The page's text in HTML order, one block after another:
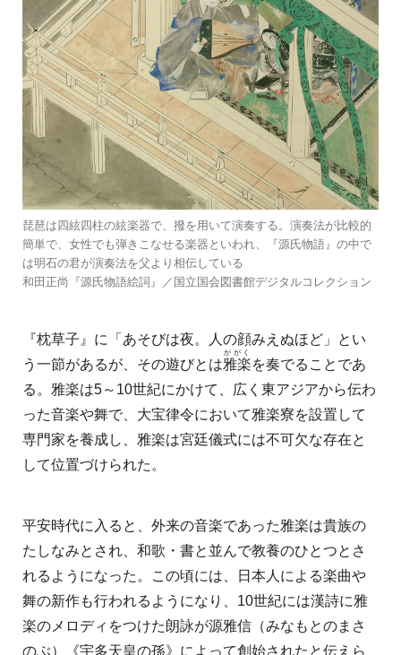
琵琶は四絃四柱の絃楽器で、撥を用いて演奏する。演奏法が比較的
簡単で、女性でも弾きこなせる楽器といわれ、『源氏物語』の中で
は明石の君が演奏法を父より相伝している
和田正尚『源氏物語絵詞』／国立国会図書館デジタルコレクション
『枕草子』に「あそびは夜。人の顔みえぬほど」とい
う一節があるが、その遊びとは雅楽
ががく
を奏でることであ
る。雅楽は5～10世紀にかけて、広く東アジアから伝わ
った音楽や舞で、大宝律令において雅楽寮を設置して
専門家を養成し、雅楽は宮廷儀式には不可欠な存在と
して位置づけられた。
平安時代に入ると、外来の音楽であった雅楽は貴族の
たしなみとされ、和歌・書と並んで教養のひとつとさ
れるようになった。この頃には、日本人による楽曲や
舞の新作も行われるようになり、10世紀には漢詩に雅
楽のメロディをつけた朗詠が源雅信（みなもとのまさ
のぶ）《宇多天皇の孫》によって創始されたと伝えら